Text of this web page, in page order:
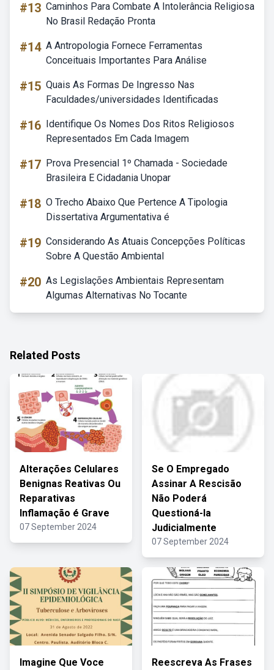
#13 Caminhos Para Combate A Intolerância Religiosa
No Brasil Redação Pronta
#14 A Antropologia Fornece Ferramentas
Conceituais Importantes Para Análise
#15 Quais As Formas De Ingresso Nas
Faculdades/universidades Identificadas
#16 Identifique Os Nomes Dos Ritos Religiosos
Representados Em Cada Imagem
#17 Prova Presencial 1º Chamada - Sociedade
Brasileira E Cidadania Unopar
#18 O Trecho Abaixo Que Pertence A Tipologia
Dissertativa Argumentativa é
#19 Considerando As Atuais Concepções Políticas
Sobre A Questão Ambiental
#20 As Legislações Ambientais Representam
Algumas Alternativas No Tocante
Related Posts
Alterações Celulares
Benignas Reativas Ou
Reparativas
Inflamação é Grave
07 September 2024
Se O Empregado
Assinar A Rescisão
Não Poderá
Questioná-la
Judicialmente
07 September 2024
Imagine Que Voce Reescreva As Frases